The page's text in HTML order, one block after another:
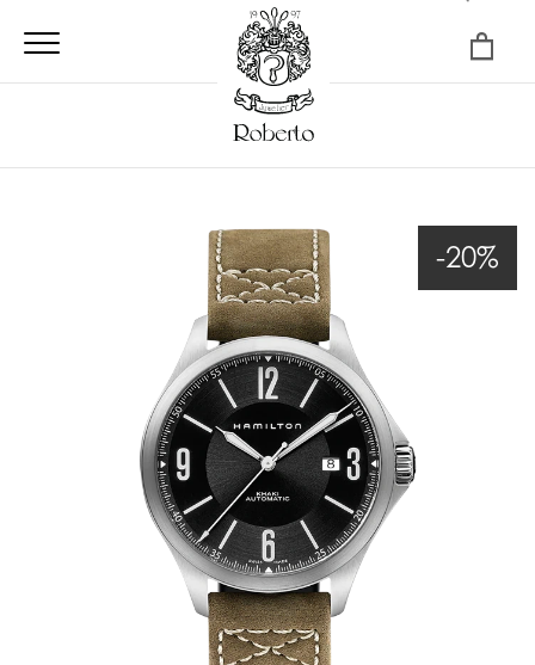
×
-20%